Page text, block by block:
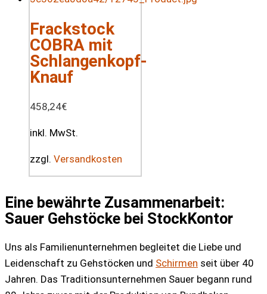
Frackstock
COBRA mit
Schlangenkopf-
Knauf
458,24€
inkl. MwSt.
zzgl. Versandkosten
Eine bewährte Zusammenarbeit:
Sauer Gehstöcke bei StockKontor
Uns als Familienunternehmen begleitet die Liebe und
Leidenschaft zu Gehstöcken und Schirmen seit über 40
Jahren. Das Traditionsunternehmen Sauer begann rund